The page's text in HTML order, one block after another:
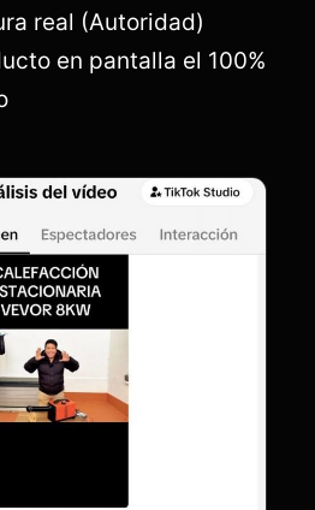
real (Autoridad)
en pantalla el 100%